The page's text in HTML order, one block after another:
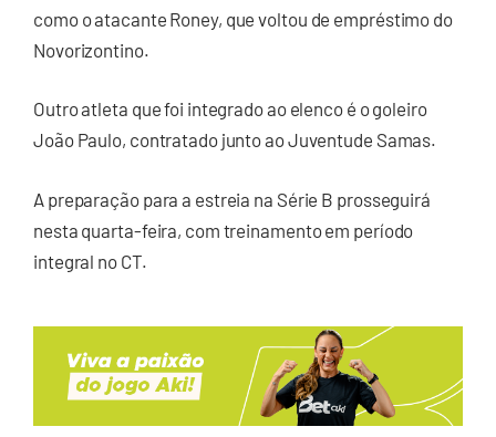
como o atacante Roney, que voltou de empréstimo do
Novorizontino.
Outro atleta que foi integrado ao elenco é o goleiro
João Paulo, contratado junto ao Juventude Samas.
A preparação para a estreia na Série B prosseguirá
nesta quarta-feira, com treinamento em período
integral no CT.